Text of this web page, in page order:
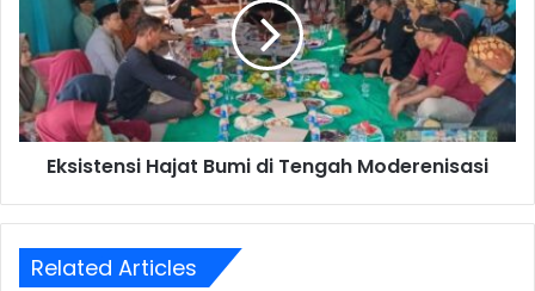
Tengah
Moderenisasi
Eksistensi Hajat Bumi di Tengah Moderenisasi
Related Articles